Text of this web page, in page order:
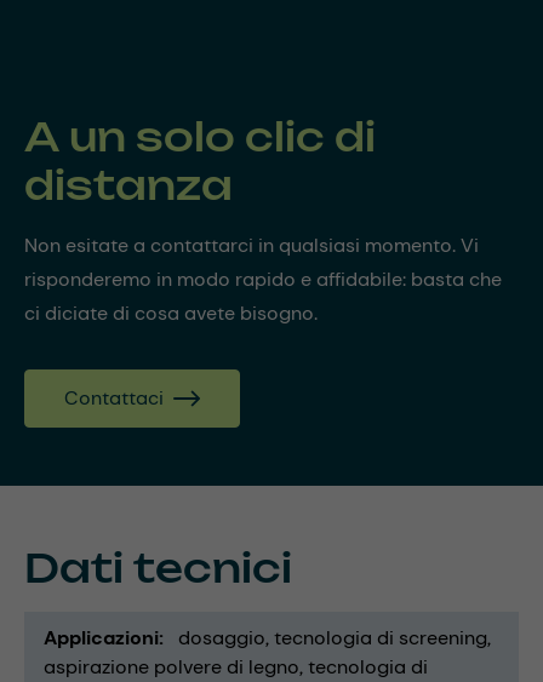
A un solo clic di
distanza
Non esitate a contattarci in qualsiasi momento. Vi
risponderemo in modo rapido e affidabile: basta che
ci diciate di cosa avete bisogno.
Contattaci
Dati tecnici
Applicazioni dosaggio tecnologia di screening
aspirazione polvere di legno tecnologia di